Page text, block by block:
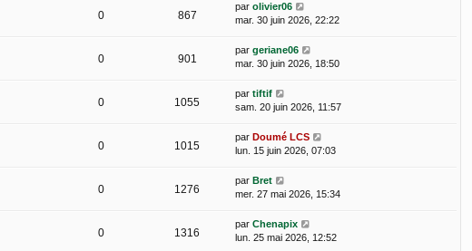
0 867
par olivier06
mar. 30 juin 2026, 22:22
0 901
par geriane06
mar. 30 juin 2026, 18:50
0 1055
par tiftif
sam. 20 juin 2026, 11:57
0 1015
par Doumé LCS
lun. 15 juin 2026, 07:03
0 1276
par Bret
mer. 27 mai 2026, 15:34
0 1316
par Chenapix
lun. 25 mai 2026, 12:52